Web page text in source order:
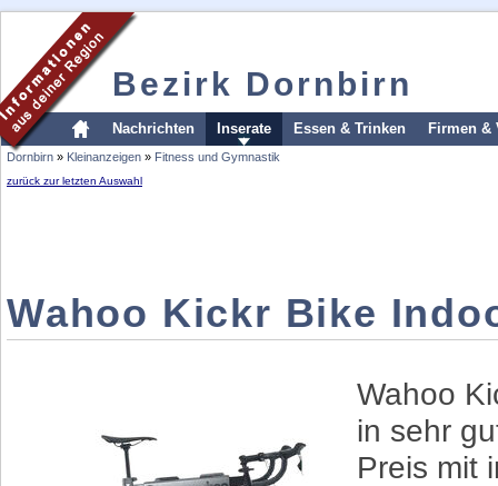
Bezirk Dornbirn
Nachrichten Inserate Essen & Trinken Firmen &
Dornbirn » Kleinanzeigen » Fitness und Gymnastik
zurück zur letzten Auswahl
Wahoo Kickr Bike
Wahoo
in sehr
Preis mit